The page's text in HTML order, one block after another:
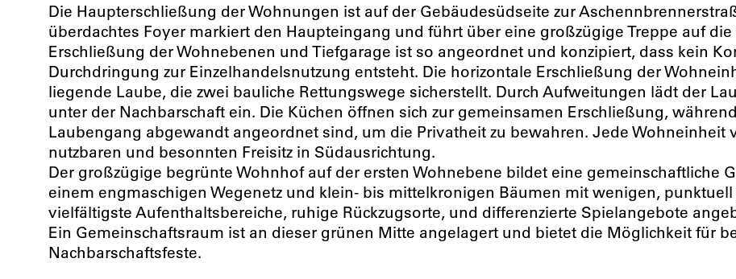
Die Haupterschließung der Wohnungen ist auf der Gebäudesüdseite zur
überdachtes Foyer markiert den Haupteingang und führt über eine großzügige Treppe auf
Erschließung der Wohnebenen und Tiefgarage ist so angeordnet und konzipiert, dass kein
Durchdringung zur Einzelhandelsnutzung entsteht. Die horizontale Erschließung der
liegende Laube, die zwei bauliche Rettungswege sicherstellt. Durch Aufweitungen lädt der
unter der Nachbarschaft ein. Die Küchen öffnen sich zur gemeinsamen Erschließung,
Laubengang abgewandt angeordnet sind, um die Privatheit zu bewahren. Jede
nutzbaren und besonnten Freisitz in Südausrichtung.
Der großzügige begrünte Wohnhof auf der ersten Wohnebene bildet eine gemeinschaftliche
einem engmaschigen Wegenetz und klein- bis mittelkronigen Bäumen mit wenigen,
vielfältigste Aufenthaltsbereiche, ruhige Rückzugsorte, und differenzierte Spielangebote
Ein Gemeinschaftsraum ist an dieser grünen Mitte angelagert und bietet die Möglichkeit für
Nachbarschaftsfeste.